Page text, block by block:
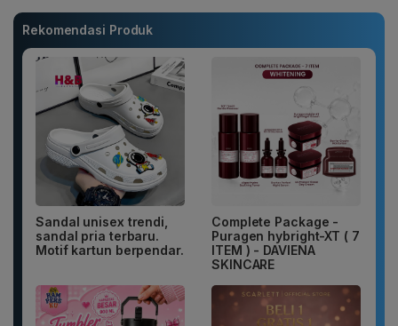
Rekomendasi Produk
Sandal unisex trendi,
sandal pria terbaru.
Motif kartun berpendar.
Complete Package -
Puragen hybright-XT ( 7
ITEM ) - DAVIENA
SKINCARE